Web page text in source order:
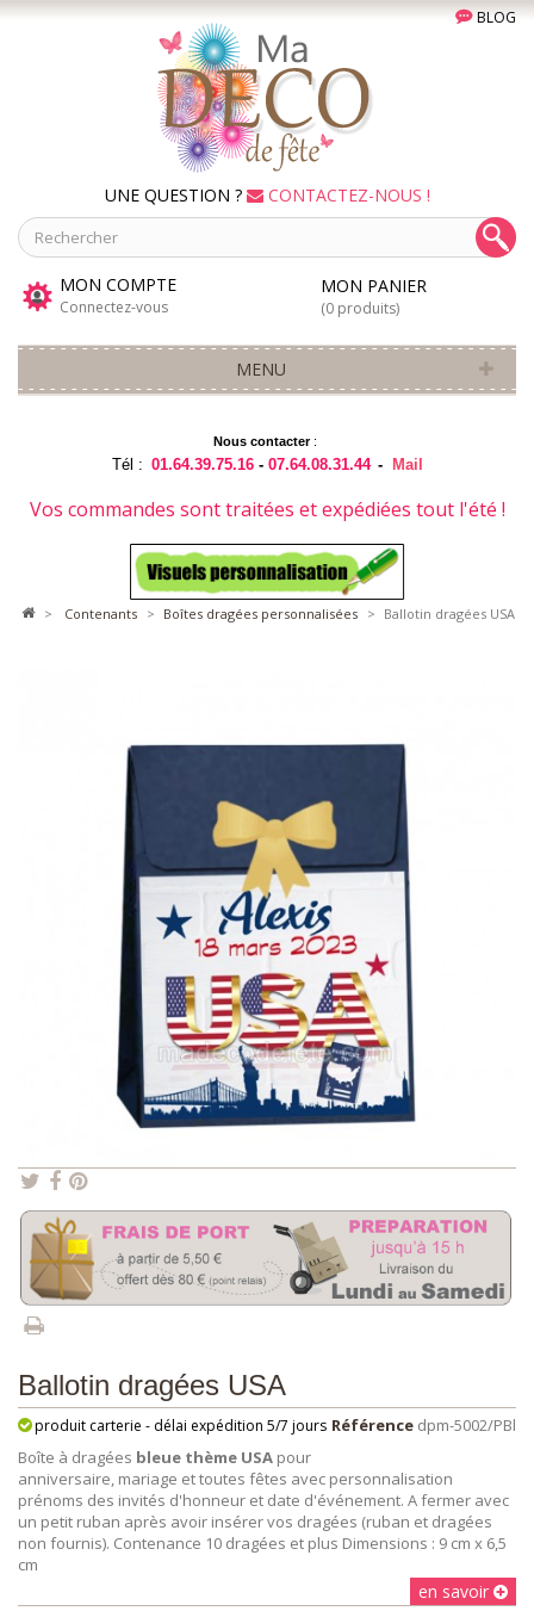
BLOG
UNE QUESTION ? CONTACTEZ-NOUS !
MON COMPTE
Connectez-vous
MON PANIER
(0 produits)
MENU
Nous contacter:
Tél : 01.64.39.75.16 -07.64.08.31.44 - Mail
Vos commandes sont traitées et expédiées tout l'été !
> contenants > boîtes dragées personnalisées > Ballotin dragées USA
Ballotin dragées USA
Référence dpm-5002/PBl
produit carterie - délai expédition 5/7 jours
Boîte à dragées bleue thème USA pour
anniversaire, mariage et toutes fêtes avec personnalisation
prénoms des invités d'honneur et date d'événement. A fermer avec
un petit ruban après avoir insérer vos dragées (ruban et dragées
non fournis). Contenance 10 dragées et plus Dimensions : 9 cm x 6,5
cm
en savoir